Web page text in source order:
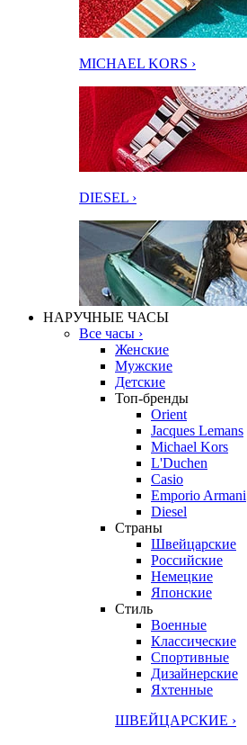
MICHAEL KORS ›
DIESEL ›
НАРУЧНЫЕ ЧАСЫ
Все часы ›
Женские
Мужские
Детские
Топ-бренды
Orient
Jacques Lemans
Michael Kors
L'Duchen
Casio
Emporio Armani
Diesel
Страны
Швейцарские
Российские
Немецкие
Японские
Стиль
Военные
Классические
Спортивные
Дизайнерские
Яхтенные
ШВЕЙЦАРСКИЕ ›